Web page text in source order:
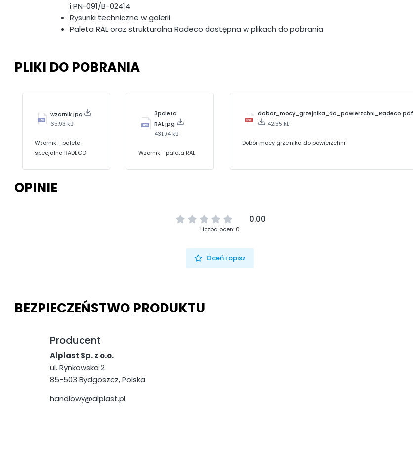
i PN-091/B-02414
Rysunki techniczne w galerii
Paleta RAL oraz strukturalna Radeco dostępna w plikach do pobrania
PLIKI DO POBRANIA
wzornik.jpg
65.93 kB
Wzornik - paleta
specjalna RADECO
3paleta
RAL.jpg
431.94 kB
Wzornik - paleta RAL
dobor_mocy_grzejnika_do_powierzchni_Radeco.pdf
42.55 kB
Dobór mocy grzejnika do powierzchni
OPINIE
0.00
Liczba ocen: 0
Oceń i opisz
BEZPIECZEŃSTWO PRODUKTU
Producent
Alplast Sp. z o.o.
ul. Rynkowska 2
85-503 Bydgoszcz, Polska
handlowy@alplast.pl